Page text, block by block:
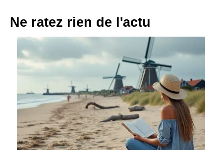
Ne ratez rien de l'actu